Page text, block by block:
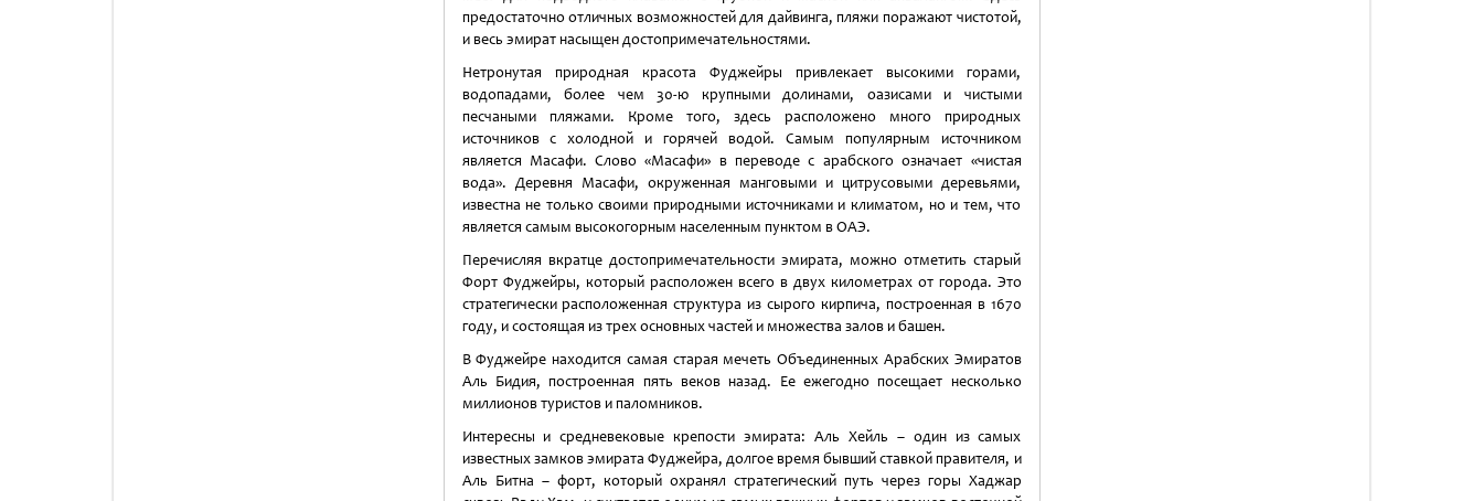
предостаточно отличных возможностей для дайвинга, пляжи поражают чистотой,
и весь эмират насыщен достопримечательностями.
Нетронутая природная красота Фуджейры привлекает высокими горами,
водопадами, более чем 30-ю крупными долинами, оазисами и чистыми
песчаными пляжами. Кроме того, здесь расположено много природных
источников с холодной и горячей водой. Самым популярным источником
является Масафи. Слово «Масафи» в переводе с арабского означает «чистая
вода». Деревня Масафи, окруженная манговыми и цитрусовыми деревьями,
известна не только своими природными источниками и климатом, но и тем, что
является самым высокогорным населенным пунктом в ОАЭ.
Перечисляя вкратце достопримечательности эмирата, можно отметить старый
Форт Фуджейры, который расположен всего в двух километрах от города. Это
стратегически расположенная структура из сырого кирпича, построенная в 1670
году, и состоящая из трех основных частей и множества залов и башен.
В Фуджейре находится самая старая мечеть Объединенных Арабских Эмиратов
Аль Бидия, построенная пять веков назад. Ее ежегодно посещает несколько
миллионов туристов и паломников.
Интересны и средневековые крепости эмирата: Аль Хейль – один из самых
известных замков эмирата Фуджейра, долгое время бывший ставкой правителя, и
Аль Битна – форт, который охранял стратегический путь через горы Хаджар